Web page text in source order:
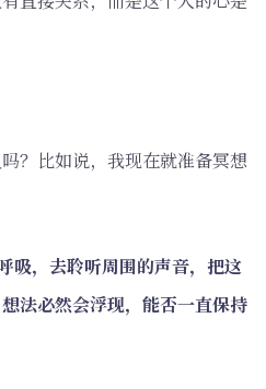
？比如说，我现在就准备冥想
吸，去聆听周围的声音，把这
法必然会浮现，能否一直保持